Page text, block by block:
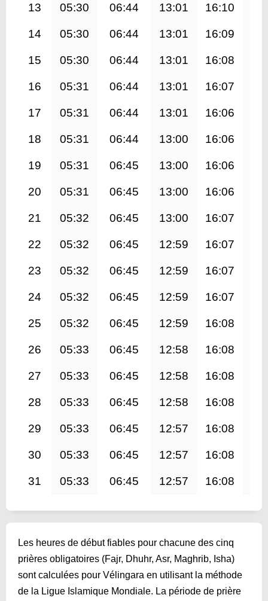
13 05:30 06:44 13:01 16:10
14 05:30 06:44 13:01 16:09
15 05:30 06:44 13:01 16:08
16 05:31 06:44 13:01 16:07
17 05:31 06:44 13:01 16:06
18 05:31 06:44 13:00 16:06
19 05:31 06:45 13:00 16:06
20 05:31 06:45 13:00 16:06
21 05:32 06:45 13:00 16:07
22 05:32 06:45 12:59 16:07
23 05:32 06:45 12:59 16:07
24 05:32 06:45 12:59 16:07
25 05:32 06:45 12:59 16:08
26 05:33 06:45 12:58 16:08
27 05:33 06:45 12:58 16:08
28 05:33 06:45 12:58 16:08
29 05:33 06:45 12:57 16:08
30 05:33 06:45 12:57 16:08
31 05:33 06:45 12:57 16:08
Les heures de début fiables pour chacune des cinq
prières obligatoires (Fajr, Dhuhr, Asr, Maghrib, Isha)
sont calculées pour Vélingara en utilisant la méthode
de la Ligue Islamique Mondiale. La période de prière